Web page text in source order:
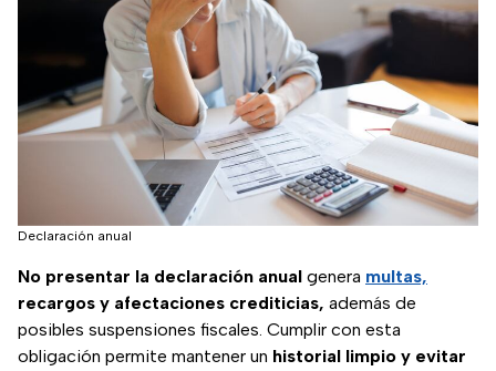
Declaración anual
No presentar la declaración anual genera multas,
recargos y afectaciones crediticias, además de
posibles suspensiones fiscales. Cumplir con esta
obligación permite mantener un historial limpio y evitar